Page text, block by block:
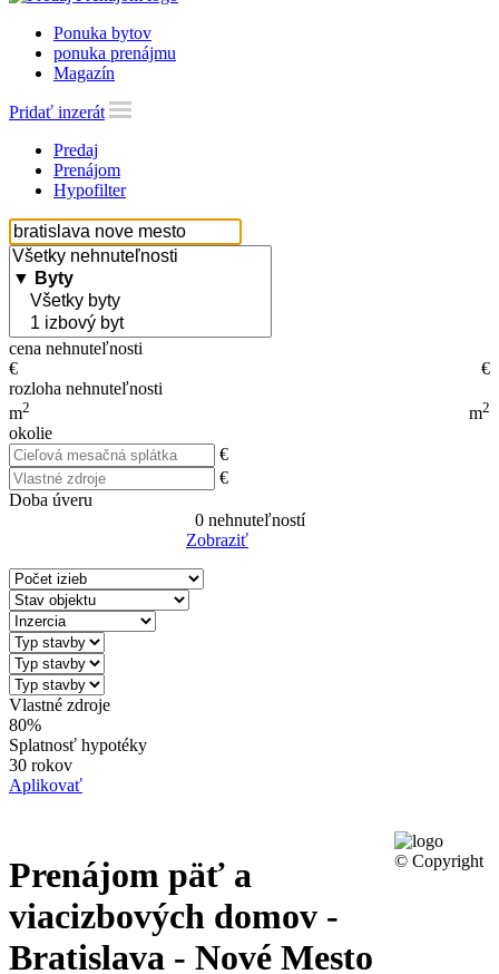
Ponuka bytov
ponuka prenájmu
Magazín
Pridať inzerát
Predaj
Prenájom
Hypofilter
cena nehnuteľnosti
€
€
rozloha nehnuteľnosti
m2 m2
okolie
€
€
Doba úveru
0nehnuteľností
Zobraziť
Vlastné zdroje
80%
Splatnosť hypotéky
30 rokov
Aplikovať
Prenájom päť a
viacizbových domov -
Bratislava - Nové Mesto
© Copyright